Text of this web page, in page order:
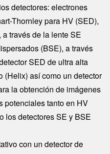
detectores: electrones
Thornley para HV (SED),
través de la lente SE
(BSE), a través
SED de ultra alta
(Helix) así como un detector
la obtención de imágenes
potenciales tanto en HV
los detectores SE y BSE
con un detector de